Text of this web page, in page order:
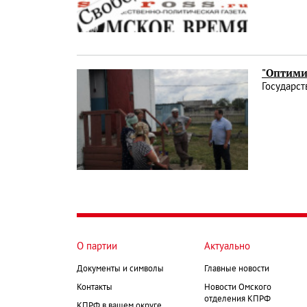
О партии
Документы и символы
Контакты
Актуально
Главные новости
Новости Омского
отделения КПРФ